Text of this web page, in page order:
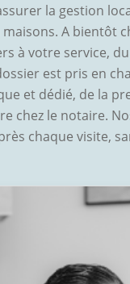
la gestion
A bientôt
à votre service,
est pris en
et dédié, de la
chez le notaire.
chaque visite,